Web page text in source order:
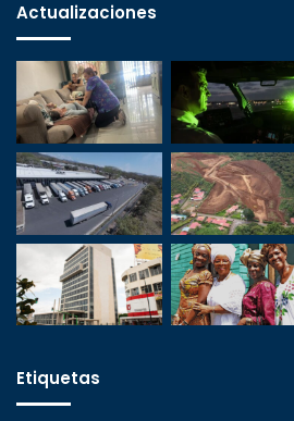
Actualizaciones
Etiquetas